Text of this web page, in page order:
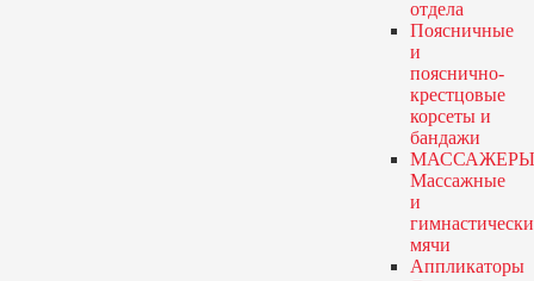
отдела
Поясничные
и
пояснично-
крестцовые
корсеты и
бандажи
Массажные
и
мячи
Аппликаторы